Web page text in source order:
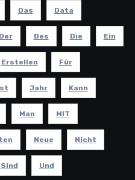
Das Data
Der Des Die Ein
Erstellen Für
Jahr Kann
Man MIT
Neue Nicht
Sind Und